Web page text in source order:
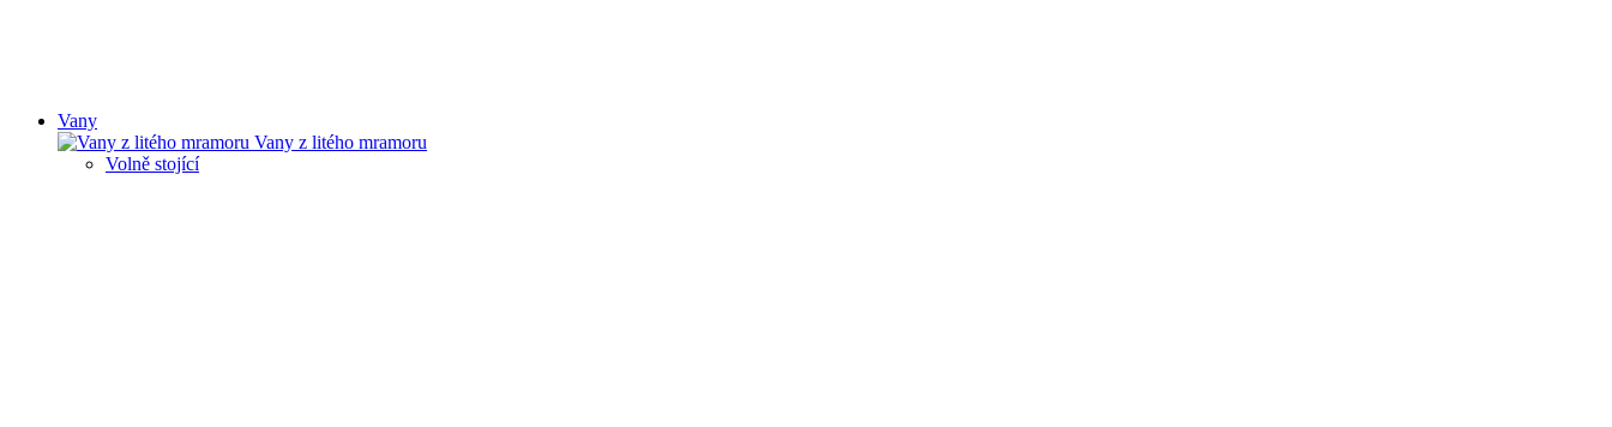
Vany
Vany z litého mramoru
Volně stojící